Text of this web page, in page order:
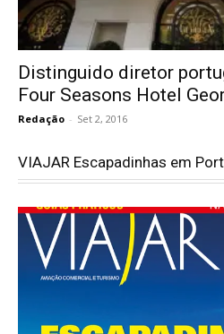
Distinguido diretor
Four Seasons Hotel
Redação - Set 2, 2016
VIAJAR Escapadinhas em